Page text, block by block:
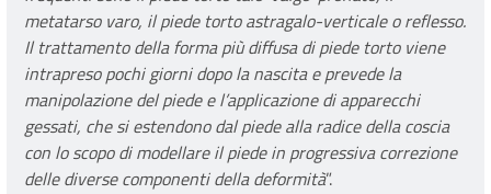
metatarso varo, il piede torto astragalo-verticale o reflesso.
Il trattamento della forma più diffusa di piede torto viene
intrapreso pochi giorni dopo la nascita e prevede la
manipolazione del piede e l’applicazione di apparecchi
gessati, che si estendono dal piede alla radice della coscia
con lo scopo di modellare il piede in progressiva correzione
delle diverse componenti della deformità”.